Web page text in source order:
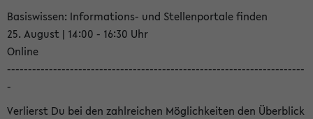
Basiswissen: Informations- und Stellenportale finden
25. August | 14:00 - 16:30 Uhr
Online
-----------------------------------------------------------------------
-
Verlierst Du bei den zahlreichen Möglichkeiten den Überblick